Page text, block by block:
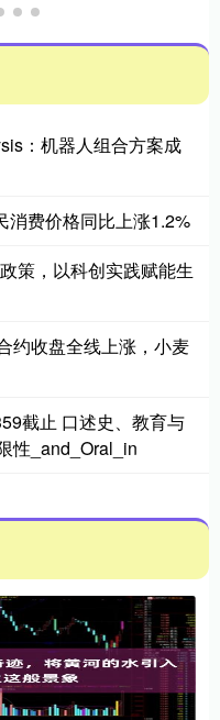
：机器人组合方案成
消费价格同比上涨1.2%
策，以科创实践赋能生
约收盘全线上涨，小麦
截止 口述史、教育与
性_and_Oral_in